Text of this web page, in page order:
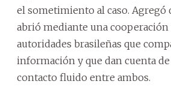
el sometimiento al caso. Agregó
abrió mediante una cooperación
autoridades brasileñas que
información y que dan cuenta
contacto fluido entre ambos.